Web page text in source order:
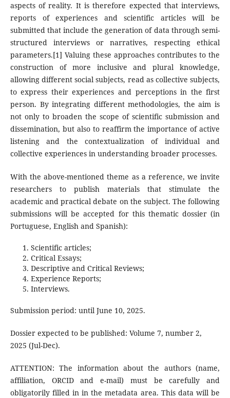
aspects of reality. It is therefore expected that interviews,
reports of experiences and scientific articles will be
submitted that include the generation of data through semi-
structured interviews or narratives, respecting ethical
parameters.[1] Valuing these approaches contributes to the
construction of more inclusive and plural knowledge,
allowing different social subjects, read as collective subjects,
to express their experiences and perceptions in the first
person. By integrating different methodologies, the aim is
not only to broaden the scope of scientific submission and
dissemination, but also to reaffirm the importance of active
listening and the contextualization of individual and
collective experiences in understanding broader processes.
With the above-mentioned theme as a reference, we invite
researchers to publish materials that stimulate the
academic and practical debate on the subject. The following
submissions will be accepted for this thematic dossier (in
Portuguese, English and Spanish):
Scientific articles;
Critical Essays;
Descriptive and Critical Reviews;
Experience Reports;
Interviews.
Submission period: until June 10, 2025.
Dossier expected to be published: Volume 7, number 2,
2025 (Jul-Dec).
ATTENTION: The information about the authors (name,
affiliation, ORCID and e-mail) must be carefully and
obligatorily filled in in the metadata area. This data will be